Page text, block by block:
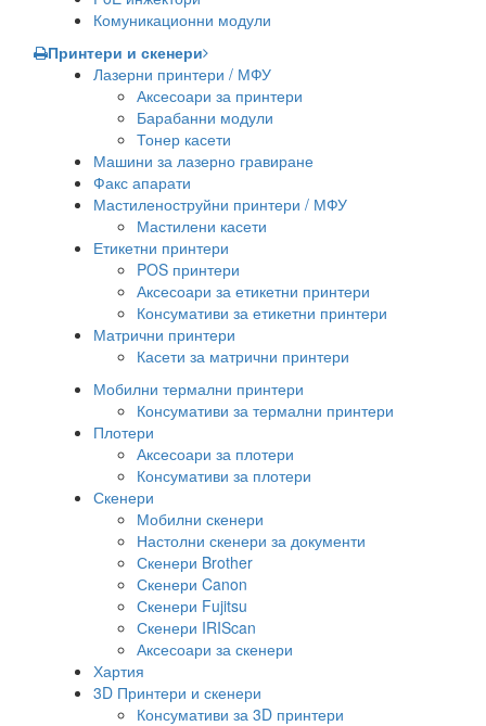
Комуникационни модули
Принтери и скенери
Лазерни принтери / МФУ
Аксесоари за принтери
Барабанни модули
Тонер касети
Машини за лазерно гравиране
Факс апарати
Мастиленоструйни принтери / МФУ
Мастилени касети
Етикетни принтери
POS принтери
Аксесоари за етикетни принтери
Консумативи за етикетни принтери
Матрични принтери
Касети за матрични принтери
Мобилни термални принтери
Консумативи за термални принтери
Плотери
Аксесоари за плотери
Консумативи за плотери
Скенери
Мобилни скенери
Настолни скенери за документи
Скенери Brother
Скенери Canon
Скенери Fujitsu
Скенери IRIScan
Аксесоари за скенери
Хартия
3D Принтери и скенери
Консумативи за 3D принтери